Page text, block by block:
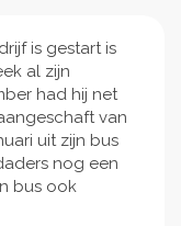
is gestart is
al zijn
had hij net
van
uit zijn bus
nog een
bus ook